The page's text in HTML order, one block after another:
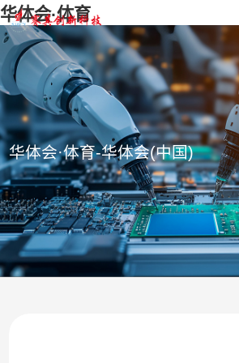
华体会·体育
华体会·体育-华体会(中国)